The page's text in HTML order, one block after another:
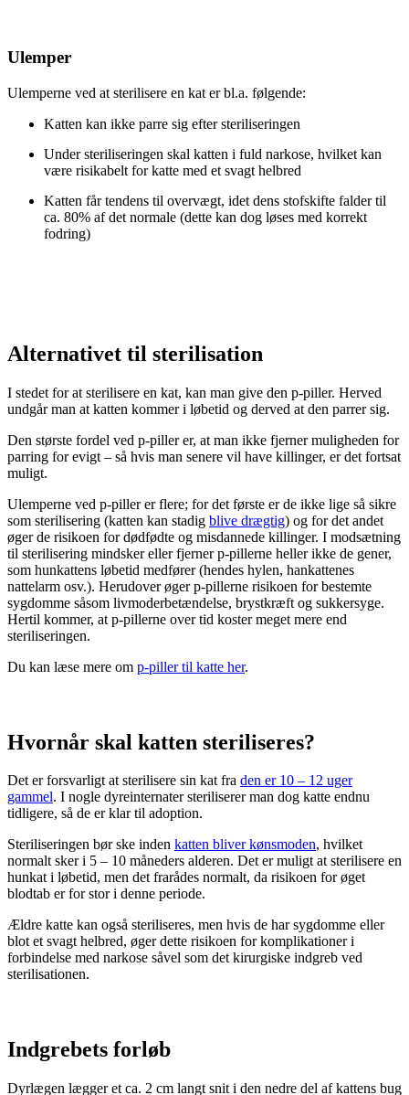
Ulemper
Ulemperne ved at sterilisere en kat er bl.a. følgende:
Katten kan ikke parre sig efter steriliseringen
Under steriliseringen skal katten i fuld narkose, hvilket kan
være risikabelt for katte med et svagt helbred
Katten får tendens til overvægt, idet dens stofskifte falder til
ca. 80% af det normale (dette kan dog løses med korrekt
fodring)
Alternativet til sterilisation
I stedet for at sterilisere en kat, kan man give den p-piller. Herved
undgår man at katten kommer i løbetid og derved at den parrer sig.
Den største fordel ved p-piller er, at man ikke fjerner muligheden for
parring for evigt – så hvis man senere vil have killinger, er det fortsat
muligt.
Ulemperne ved p-piller er flere; for det første er de ikke lige så sikre
som sterilisering (katten kan stadig blive drægtig) og for det andet
øger de risikoen for dødfødte og misdannede killinger. I modsætning
til sterilisering mindsker eller fjerner p-pillerne heller ikke de gener,
som hunkattens løbetid medfører (hendes hylen, hankattenes
nattelarm osv.). Herudover øger p-pillerne risikoen for bestemte
sygdomme såsom livmoderbetændelse, brystkræft og sukkersyge.
Hertil kommer, at p-pillerne over tid koster meget mere end
steriliseringen.
Du kan læse mere om p-piller til katte her.
Hvornår skal katten steriliseres?
Det er forsvarligt at sterilisere sin kat fra den er 10 – 12 uger
gammel. I nogle dyreinternater steriliserer man dog katte endnu
tidligere, så de er klar til adoption.
Steriliseringen bør ske inden katten bliver kønsmoden, hvilket
normalt sker i 5 – 10 måneders alderen. Det er muligt at sterilisere en
hunkat i løbetid, men det frarådes normalt, da risikoen for øget
blodtab er for stor i denne periode.
Ældre katte kan også steriliseres, men hvis de har sygdomme eller
blot et svagt helbred, øger dette risikoen for komplikationer i
forbindelse med narkose såvel som det kirurgiske indgreb ved
sterilisationen.
Indgrebets forløb
Dyrlægen lægger et ca. 2 cm langt snit i den nedre del af kattens bug